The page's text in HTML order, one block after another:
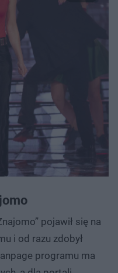
pojawił się na
i od razu zdobył
programu ma